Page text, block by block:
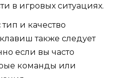
в игровых ситуациях.
тип и качество
также следует
если вы часто
команды или